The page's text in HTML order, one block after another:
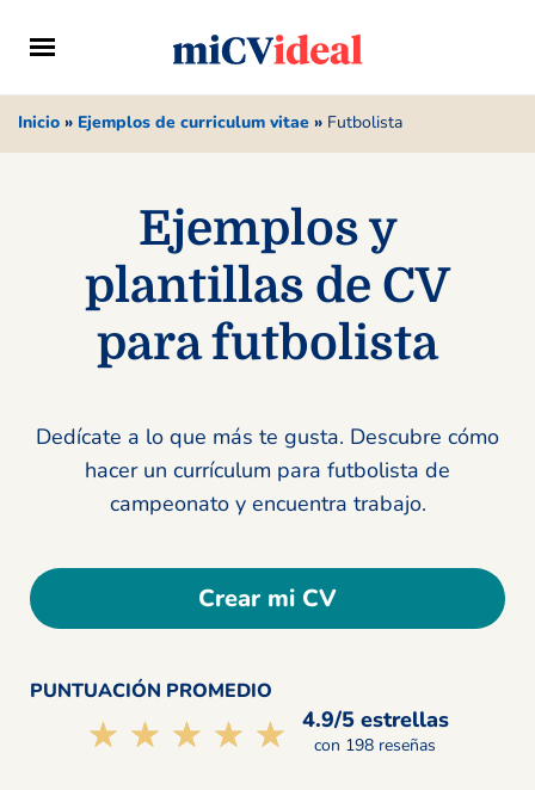
Inicio » Ejemplos de curriculum vitae » Futbolista
Ejemplos y
plantillas de CV
para futbolista
Dedícate a lo que más te gusta. Descubre cómo
hacer un currículum para futbolista de
campeonato y encuentra trabajo.
Crear mi CV
PUNTUACIÓN PROMEDIO
☆☆☆☆☆
★★★★★ 4.9/5 estrellas
con 198 reseñas